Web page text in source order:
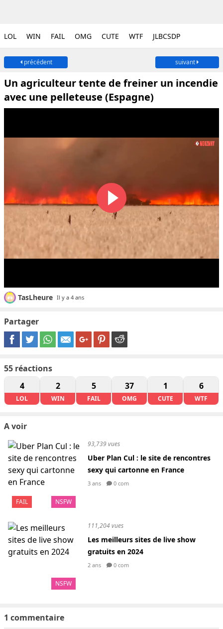
LOL WIN FAIL OMG CUTE WTF JLBCSDP
précédent suivant
Un agriculteur tente de freiner un incendie
avec une pelleteuse (Espagne)
TasLheure Il y a 4 ans
Partager
55 réactions
4
LOL
2
WIN
5
FAIL
37
OMG
1
CUTE
6
WTF
A voir
FAIL NSFW
93,739 vues
Uber Plan Cul : le site de rencontres
sexy qui cartonne en France
3 ans 0 com
NSFW
111,204 vues
Les meilleurs sites de live show
gratuits en 2024
2 ans 0 com
1 commentaire